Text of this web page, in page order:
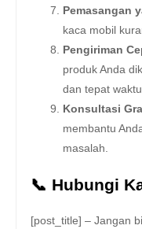
Pemasangan
kaca mobil
Pengiriman
produk Anda
dan tepat
Konsultasi
membantu
masalah.
📞 Hubungi
[post_title] – Jangan